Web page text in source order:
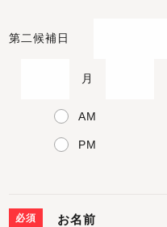
第二候補日
月
AM
PM
必須 お名前